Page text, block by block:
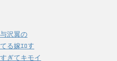
沢翼の
る嫁ｴﾛす
ぎてキモイ